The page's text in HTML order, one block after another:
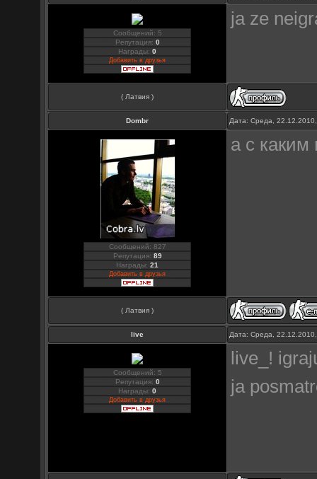
Сообщений: 5
Репутация: 0
Награды:0
Добавить в друзья
ja ze
( Латвия )
Dombr Дата: Среда,
Сообщений: 827
Репутация: 89
Награды:21
Добавить в друзья
а с каким
( Латвия )
live Дата: Среда,
Сообщений: 5
Репутация: 0
Награды:0
Добавить в друзья
live_!
ja